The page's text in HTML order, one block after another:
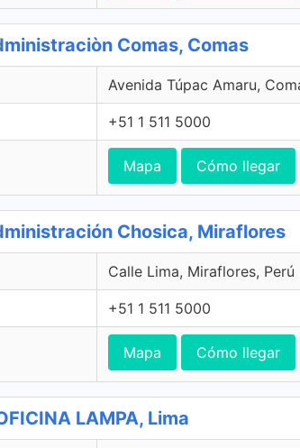
Comas, Comas
Avenida Túpac Amaru,
+51 1 511 5000
Mapa Cómo llegar
Chosica, Miraflores
Calle Lima, Miraflores, Perú
+51 1 511 5000
Mapa Cómo llegar
LAMPA, Lima